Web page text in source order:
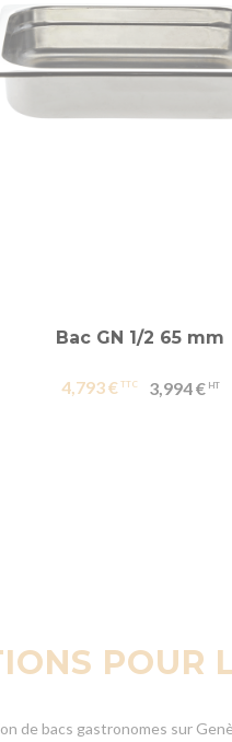
Bac GN 1/2 65 mm
4,793 € 3,994 €
POUR
de bacs gastronomes sur